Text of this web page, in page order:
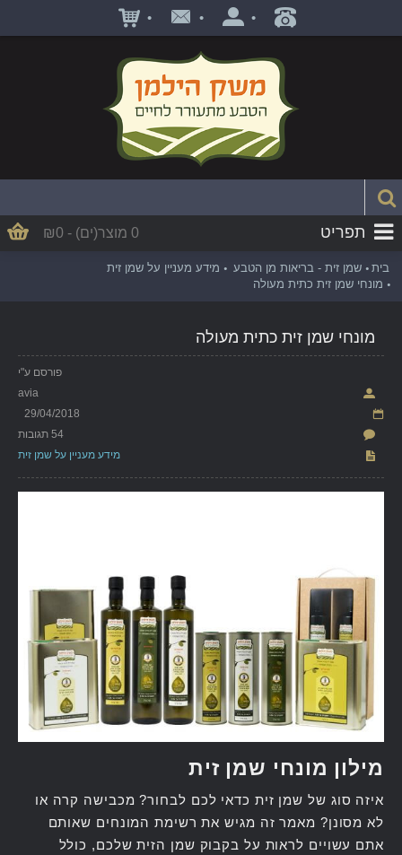
•
•
•
0 מוצר(ים) - ₪0 תפריט
בית שמן זית - בריאות מן הטבע
מידע מעניין על שמן זית
מונחי שמן זית כתית מעולה
מונחי שמן זית כתית מעולה
פורסם ע"י
avia
29/04/2018
54 תגובות
מידע מעניין על שמן זית
מילון מונחי שמן זית
איזה סוג של שמן זית כדאי לכם לבחור? מכבישה קרה או
לא מסונן? מאמר זה מגיש את רשימת המונחים שאותם
אתם עשויים לראות על בקבוק שמן הזית שלכם, כולל